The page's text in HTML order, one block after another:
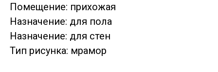
Помещение: прихожая
Назначение: для пола
Назначение: для стен
Тип рисунка: мрамор